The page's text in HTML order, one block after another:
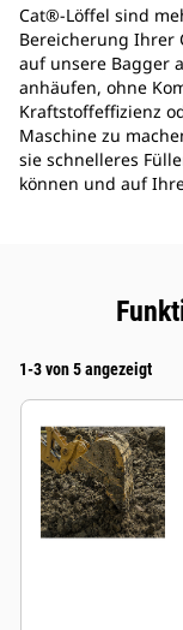
Cat®-Löffel sind
Bereicherung Ihrer
auf unsere Bagger
anhäufen, ohne
Kraftstoffeffizienz
Maschine zu
sie schnelleres
können und auf
1-3 von 5 angezeigt